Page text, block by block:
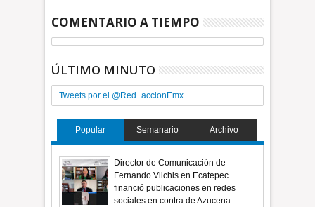
COMENTARIO A TIEMPO
ÚLTIMO MINUTO
Tweets por el @Red_accionEmx.
Popular Semanario Archivo
Director de Comunicación de
Fernando Vilchis en Ecatepec
financió publicaciones en redes
sociales en contra de Azucena